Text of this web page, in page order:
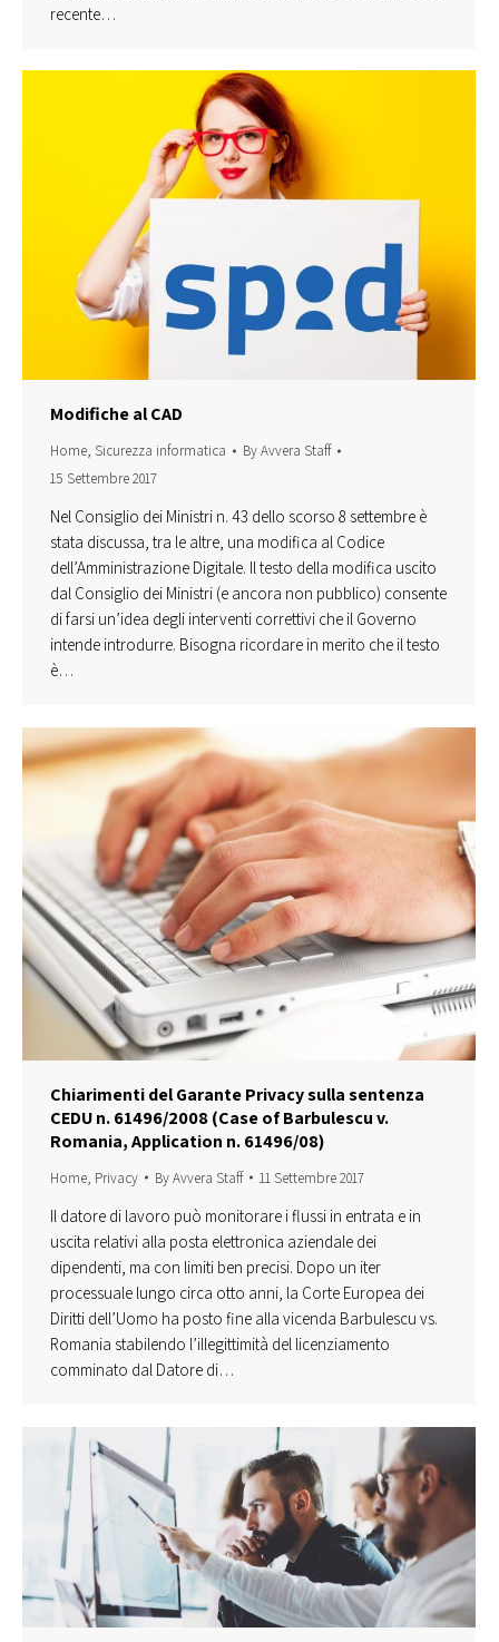
recente…
Modifiche al CAD
Home, Sicurezza informatica ByAvvera Staff
15 Settembre 2017
Nel Consiglio dei Ministri n. 43 dello scorso 8 settembre è
stata discussa, tra le altre, una modifica al Codice
dell’Amministrazione Digitale. Il testo della modifica uscito
dal Consiglio dei Ministri (e ancora non pubblico) consente
di farsi un’idea degli interventi correttivi che il Governo
intende introdurre. Bisogna ricordare in merito che il testo
è…
Chiarimenti del Garante Privacy sulla sentenza
CEDU n. 61496/2008 (Case of Barbulescu v.
Romania, Application n. 61496/08)
Home, Privacy ByAvvera Staff 11 Settembre 2017
Il datore di lavoro può monitorare i flussi in entrata e in
uscita relativi alla posta elettronica aziendale dei
dipendenti, ma con limiti ben precisi. Dopo un iter
processuale lungo circa otto anni, la Corte Europea dei
Diritti dell’Uomo ha posto fine alla vicenda Barbulescu vs.
Romania stabilendo l’illegittimità del licenziamento
comminato dal Datore di…